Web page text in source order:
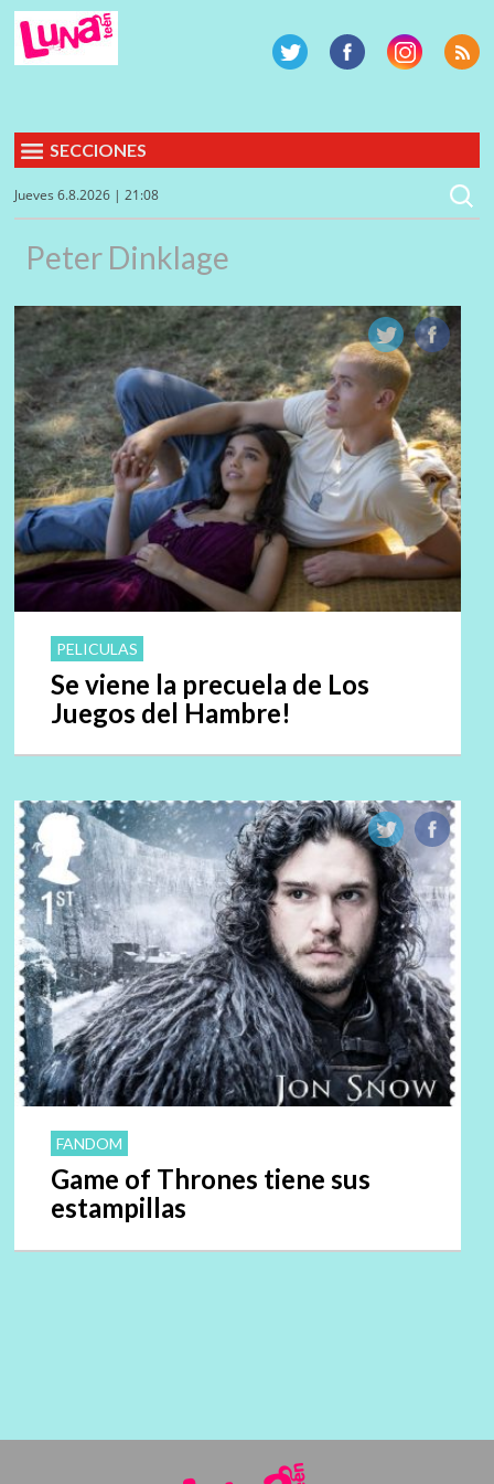
SECCIONES
Jueves 6.8.2026 | 21:08
Peter Dinklage
PELICULAS
Se viene la precuela de Los
Juegos del Hambre!
FANDOM
Game of Thrones tiene sus
estampillas